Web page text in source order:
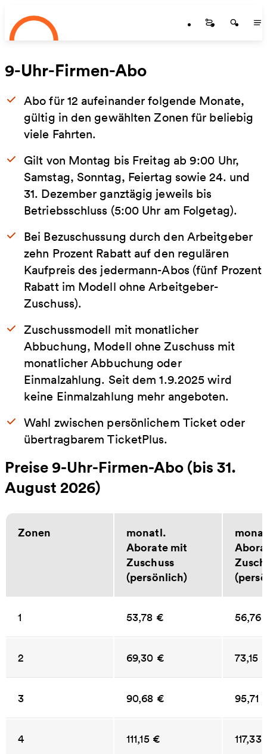
Zum Hauptinhalt springen
Startseite
9-Uhr-Firmen-Abo
Abo für 12 aufeinander folgende Monate,
gültig in den gewählten Zonen für beliebig
viele Fahrten.
Gilt von Montag bis Freitag ab 9:00 Uhr,
Samstag, Sonntag, Feiertag sowie 24. und
31. Dezember ganztägig jeweils bis
Betriebsschluss (5:00 Uhr am Folgetag).
Bei Bezuschussung durch den Arbeitgeber
zehn Prozent Rabatt auf den regulären
Kaufpreis des jedermann-Abos (fünf Prozent
Rabatt im Modell ohne Arbeitgeber-
Zuschuss).
Zuschussmodell mit monatlicher
Abbuchung, Modell ohne Zuschuss mit
monatlicher Abbuchung oder
Einmalzahlung. Seit dem 1.9.2025 wird
keine Einmalzahlung mehr angeboten.
Wahl zwischen persönlichem Ticket oder
übertragbarem TicketPlus.
Preise 9-Uhr-Firmen-Abo (bis 31.
August 2026)
Zonen
monatl.
Aborate mit
Zuschuss
(persönlich)
1 53,78 € 56,76
2 69,30 € 73,15
3 90,68 € 95,71
4 111,15 € 117,33